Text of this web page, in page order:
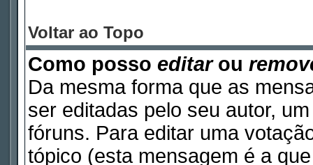
Voltar ao Topo
Como posso editarou
Da mesma forma que as
ser editadas pelo seu autor,
fóruns. Para editar uma
tópico (esta mensagem é a